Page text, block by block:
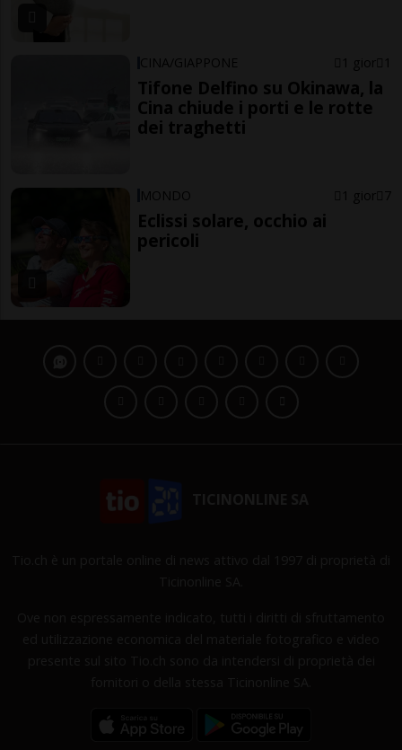
CINA/GIAPPONE 1 gior 1
Tifone Delfino su Okinawa, la
Cina chiude i porti e le rotte
dei traghetti
MONDO 1 gior 7
Eclissi solare, occhio ai
pericoli